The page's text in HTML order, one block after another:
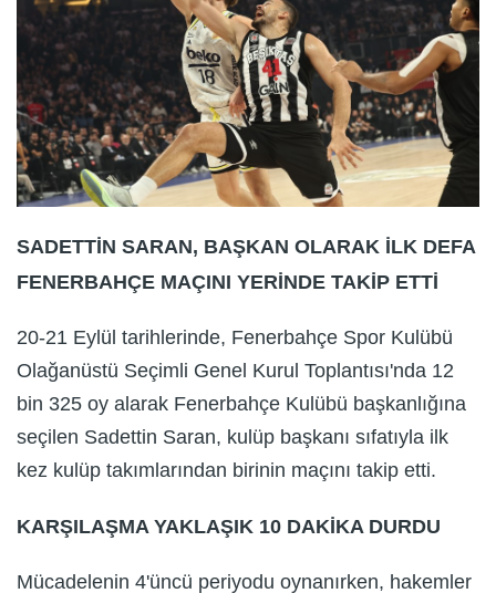
SADETTİN SARAN, BAŞKAN OLARAK İLK DEFA
FENERBAHÇE MAÇINI YERİNDE TAKİP ETTİ
20-21 Eylül tarihlerinde, Fenerbahçe Spor Kulübü
Olağanüstü Seçimli Genel Kurul Toplantısı'nda 12
bin 325 oy alarak Fenerbahçe Kulübü başkanlığına
seçilen Sadettin Saran, kulüp başkanı sıfatıyla ilk
kez kulüp takımlarından birinin maçını takip etti.
KARŞILAŞMA YAKLAŞIK 10 DAKİKA DURDU
Mücadelenin 4'üncü periyodu oynanırken, hakemler